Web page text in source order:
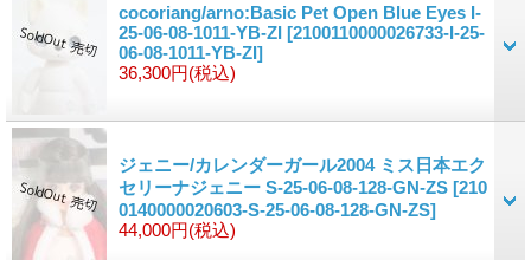
cocoriang/arno:Basic Pet Open Blue Eyes I-
25-06-08-1011-YB-ZI [2100110000026733-I-25-
06-08-1011-YB-ZI]
36,300円(税込)
ジェニー/カレンダーガール2004 ミス日本エク
セリーナジェニー S-25-06-08-128-GN-ZS [210
0140000020603-S-25-06-08-128-GN-ZS]
44,000円(税込)